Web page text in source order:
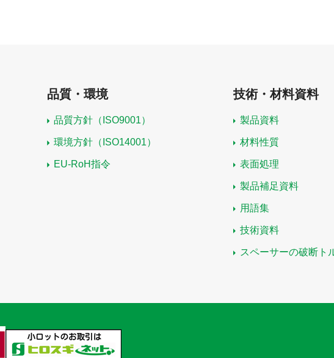
品質・環境
品質方針（ISO9001）
環境方針（ISO14001）
EU-RoH指令
技術・材料資料
製品資料
材料性質
表面処理
製品補足資料
用語集
技術資料
スペーサーの破断ト